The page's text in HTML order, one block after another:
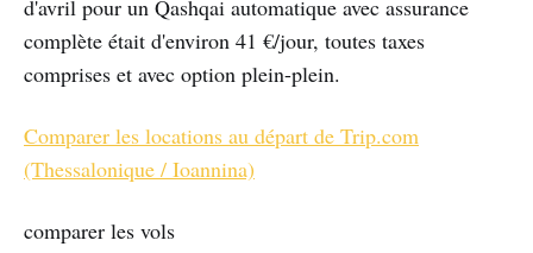
d'avril pour un Qashqai automatique avec assurance
complète était d'environ 41 €/jour, toutes taxes
comprises et avec option plein-plein.
Comparer les locations au départ de Trip.com
(Thessalonique / Ioannina)
comparer les vols